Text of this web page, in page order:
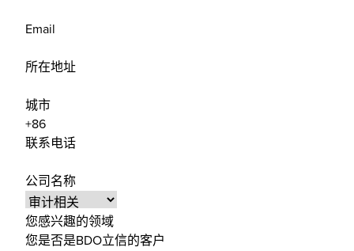
Email
所在地址
城市
联系电话
公司名称
您感兴趣的领域
您是否是BDO立信的客户